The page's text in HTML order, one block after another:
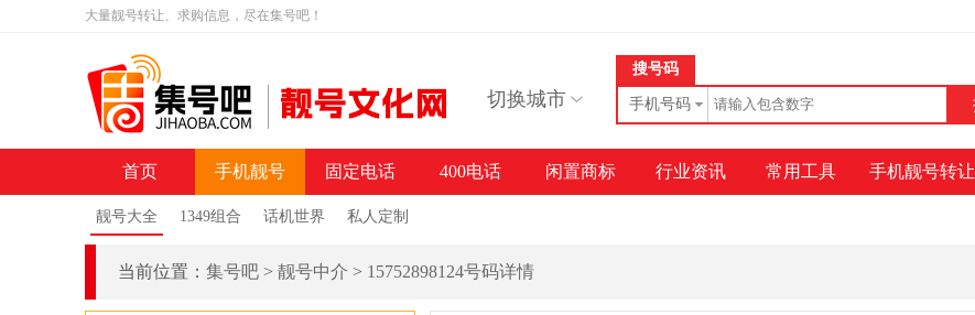
大量靓号转让、求购信息，尽在集号吧！
切换城市
搜号码
手机号码
首页 手机靓号
靓号大全 1349组合 话机世界 私人定制
固定电话 400电话 闲置商标 行业资讯 常用工具 手机靓号转让
当前位置： 集号吧 > 靓号中介 > 15752898124号码详情